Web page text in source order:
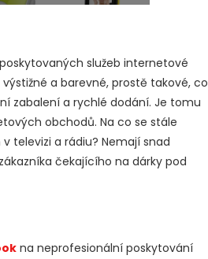
služeb internetové
a barevné, prostě takové, co
zabalení a rychlé dodání. Je tomu
obchodů. Na co se stále
televizi a rádiu? Nemají snad
čekajícího na dárky pod
na neprofesionální poskytování